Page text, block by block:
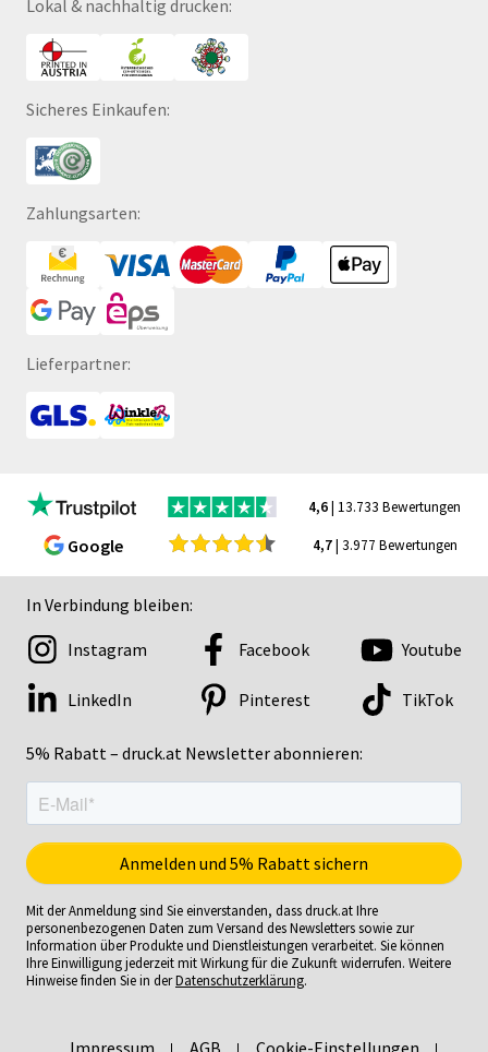
Lokal & nachhaltig drucken:
Sicheres Einkaufen:
Zahlungsarten:
Lieferpartner:
4,6| 13.733 Bewertungen
Google 4,7| 3.977 Bewertungen
In Verbindung bleiben:
5% Rabatt – druck.at Newsletter abonnieren:
Instagram Facebook Youtube
LinkedIn Pinterest TikTok
Mit der Anmeldung sind Sie einverstanden, dass druck.at Ihre
personenbezogenen Daten zum Versand des Newsletters sowie zur
Information über Produkte und Dienstleistungen verarbeitet. Sie können
Ihre Einwilligung jederzeit mit Wirkung für die Zukunft widerrufen. Weitere
Hinweise finden Sie in derDatenschutzerklärung.